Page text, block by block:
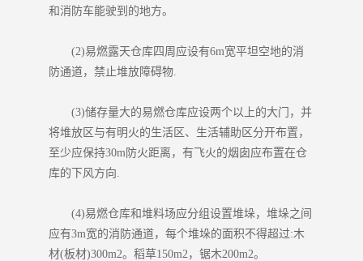
和消防车能驶到的地方。
(2)易燃露天仓库四周应设有6m宽平坦空地的消
防通道，禁止堆放障碍物.
(3)储存量大的易燃仓库应设两个以上的大门，并
将堆放区与有明火的生活区、生活辅助区分开布置，
至少应保持30m防火距离，有飞火的烟囱应布置在仓
库的下风方向.
(4)易燃仓库和堆料场应分组设置堆垛，堆垛之间
应有3m宽的消防通道，每个堆垛的面积不得超过:木
材(板材)300m2。稻草150m2，锯木200m2。